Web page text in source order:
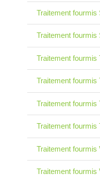
Traitement fourmis
Traitement fourmis
Traitement fourmis
Traitement fourmis
Traitement fourmis
Traitement fourmis
Traitement fourmis
Traitement fourmis